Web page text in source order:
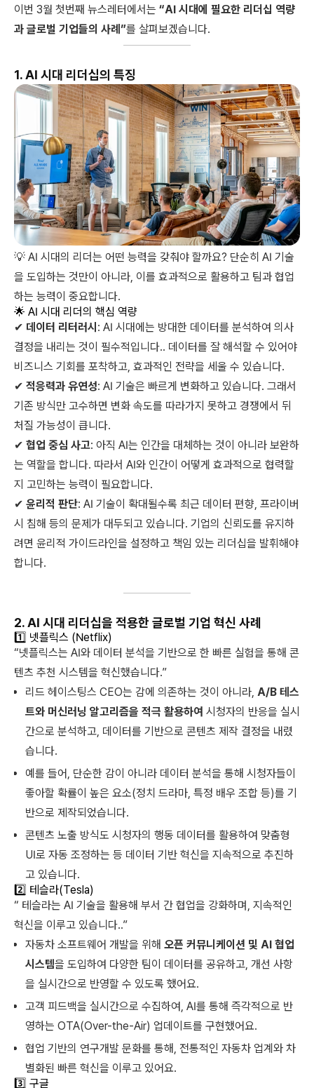
이번 3월 첫번째 뉴스레터에서는 “AI 시대에 필요한 리더십 역량
과 글로벌 기업들의 사례”를 살펴보겠습니다.
1. AI 시대 리더십의 특징
💡 AI 시대의 리더는 어떤 능력을 갖춰야 할까요? 단순히 AI 기술
을 도입하는 것만이 아니라, 이를 효과적으로 활용하고 팀과 협업
하는 능력이 중요합니다.
🌟 AI 시대 리더의 핵심 역량
✔ 데이터 리터러시 : AI 시대에는 방대한 데이터를 분석하여 의사
결정을 내리는 것이 필수적입니다.. 데이터를 잘 해석할 수 있어야
비즈니스 기회를 포착하고, 효과적인 전략을 세울 수 있습니다.
✔ 적응력과 유연성: AI 기술은 빠르게 변화하고 있습니다. 그래서
기존 방식만 고수하면 변화 속도를 따라가지 못하고 경쟁에서 뒤
처질 가능성이 큽니다.
✔ 협업 중심 사고: 아직 AI는 인간을 대체하는 것이 아니라 보완하
는 역할을 합니다. 따라서 AI와 인간이 어떻게 효과적으로 협력할
지 고민하는 능력이 필요합니다.
✔ 윤리적 판단: AI 기술이 확대될수록 최근 데이터 편향, 프라이버
시 침해 등의 문제가 대두되고 있습니다. 기업의 신뢰도를 유지하
려면 윤리적 가이드라인을 설정하고 책임 있는 리더십을 발휘해야
합니다.
2. AI 시대 리더십을 적용한 글로벌 기업 혁신 사례
1️⃣ 넷플릭스 (Netflix)
“넷플릭스는 AI와 데이터 분석을 기반으로 한 빠른 실험을 통해 콘
텐츠 추천 시스템을 혁신했습니다.”
리드 헤이스팅스 CEO는 감에 의존하는 것이 아니라, A/B 테스
트와 머신러닝 알고리즘을 적극 활용하여 시청자의 반응을 실시
간으로 분석하고, 데이터를 기반으로 콘텐츠 제작 결정을 내렸
습니다.
예를 들어, 단순한 감이 아니라 데이터 분석을 통해 시청자들이
좋아할 확률이 높은 요소(정치 드라마, 특정 배우 조합 등)를 기
반으로 제작되었습니다.
콘텐츠 노출 방식도 시청자의 행동 데이터를 활용하여 맞춤형
UI로 자동 조정하는 등 데이터 기반 혁신을 지속적으로 추진하
고 있습니다.
2️⃣ 테슬라(Tesla)
“ 테슬라는 AI 기술을 활용해 부서 간 협업을 강화하며, 지속적인
혁신을 이루고 있습니다..”
자동차 소프트웨어 개발을 위해 오픈 커뮤니케이션 및 AI 협업
시스템을 도입하여 다양한 팀이 데이터를 공유하고, 개선 사항
을 실시간으로 반영할 수 있도록 했어요.
고객 피드백을 실시간으로 수집하여, AI를 통해 즉각적으로 반
영하는 OTA(Over-the-Air) 업데이트를 구현했어요.
협업 기반의 연구개발 문화를 통해, 전통적인 자동차 업계와 차
별화된 빠른 혁신을 이루고 있어요.
3️⃣ 구글